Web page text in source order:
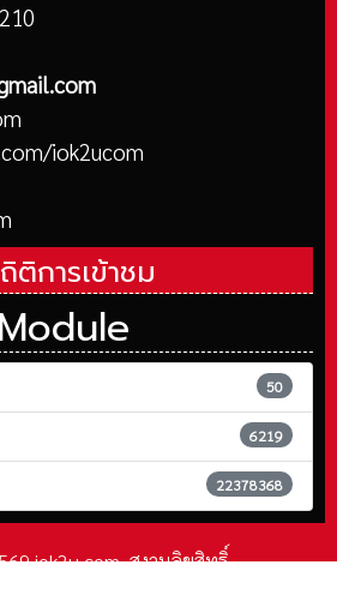
iok2ucom
ติการเข้าชม
50
6219
22378368
iok2u.com. สงวนลิขสิทธิ์.